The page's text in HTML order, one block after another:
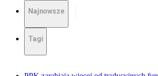
Najnowsze
Tagi